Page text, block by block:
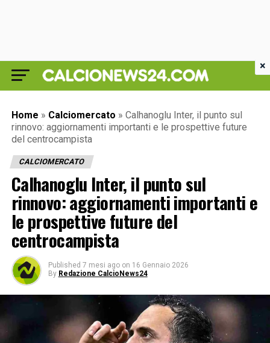
Home » Calciomercato » Calhanoglu Inter, il punto sul
rinnovo: aggiornamenti importanti e le prospettive future
del centrocampista
CALCIOMERCATO
Calhanoglu Inter, il punto sul
rinnovo: aggiornamenti importanti e
le prospettive future del
centrocampista
Published 7 mesi ago on 16 Gennaio 2026
By Redazione CalcioNews24
×